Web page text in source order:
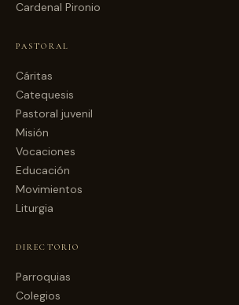
Cardenal Pironio
PASTORAL
Cáritas
Catequesis
Pastoral juvenil
Misión
Vocaciones
Educación
Movimientos
Liturgia
DIRECTORIO
Parroquias
Colegios